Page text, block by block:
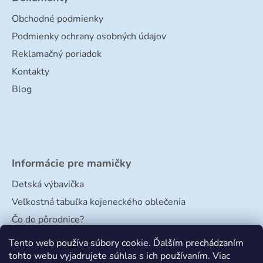
Tento web používa súbory cookie. Ďalším prechádzaním
tohto webu vyjadrujete súhlas s ich používaním. Viac
Obchodné podmienky
Podmienky ochrany osobných údajov
Reklamačný poriadok
Kontakty
Blog
Informácie pre mamičky
Detská výbavička
Veľkostná tabuľka kojeneckého oblečenia
Čo do pôrodnice?
Veľkostná tabuľka papučiek